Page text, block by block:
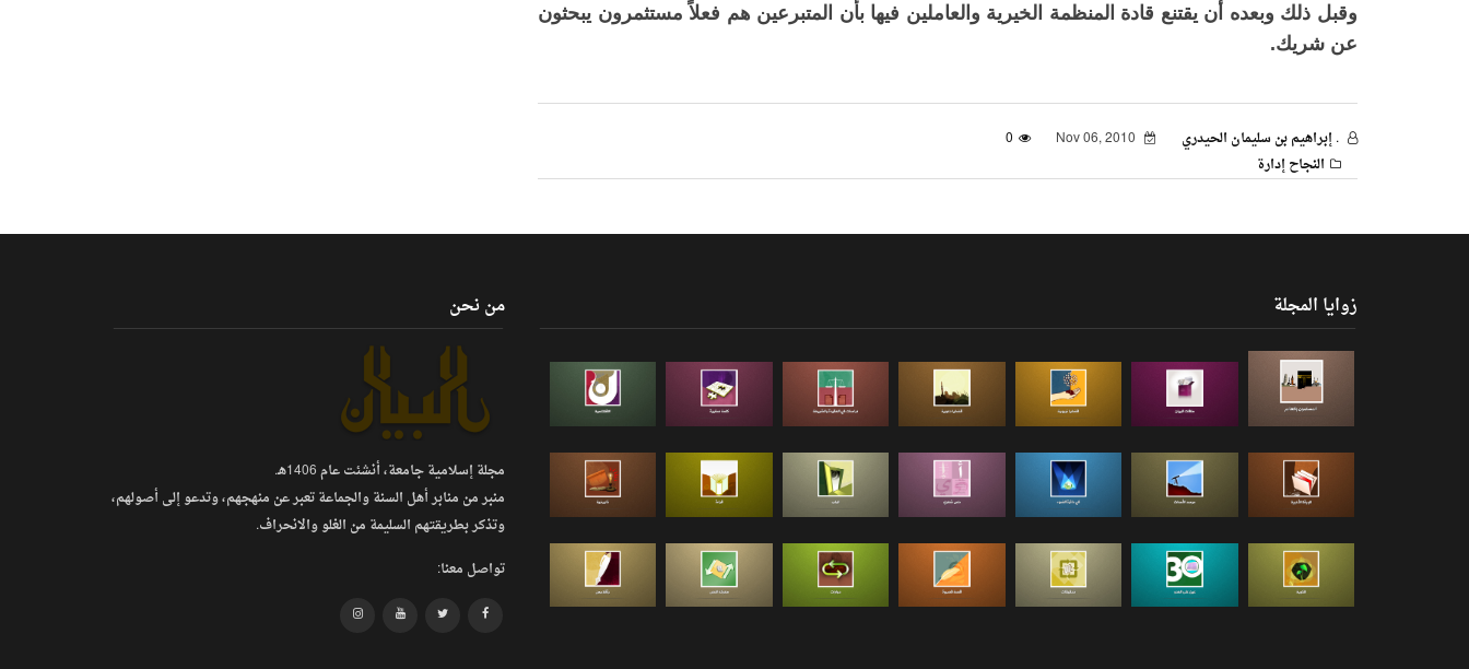
وقبل ذلك وبعده أن يقتنع قادة المنظمة الخيرية والعاملين فيها بأن المتبرعين هم فعلاً مستثمرون يبحثون
عن شريك.
. إبراهيم بن سليمان الحيدري
0
النجاح إدارة
زوايا المجلة من نحن
مجلة إسلامية جامعة، أنشئت عام 1406هـ.
منبر من منابر أهل السنة والجماعة تعبر عن منهجهم، وتدعو إلى أصولهم،
وتذكر بطريقتهم السليمة من الغلو والانحراف.
تواصل معنا: